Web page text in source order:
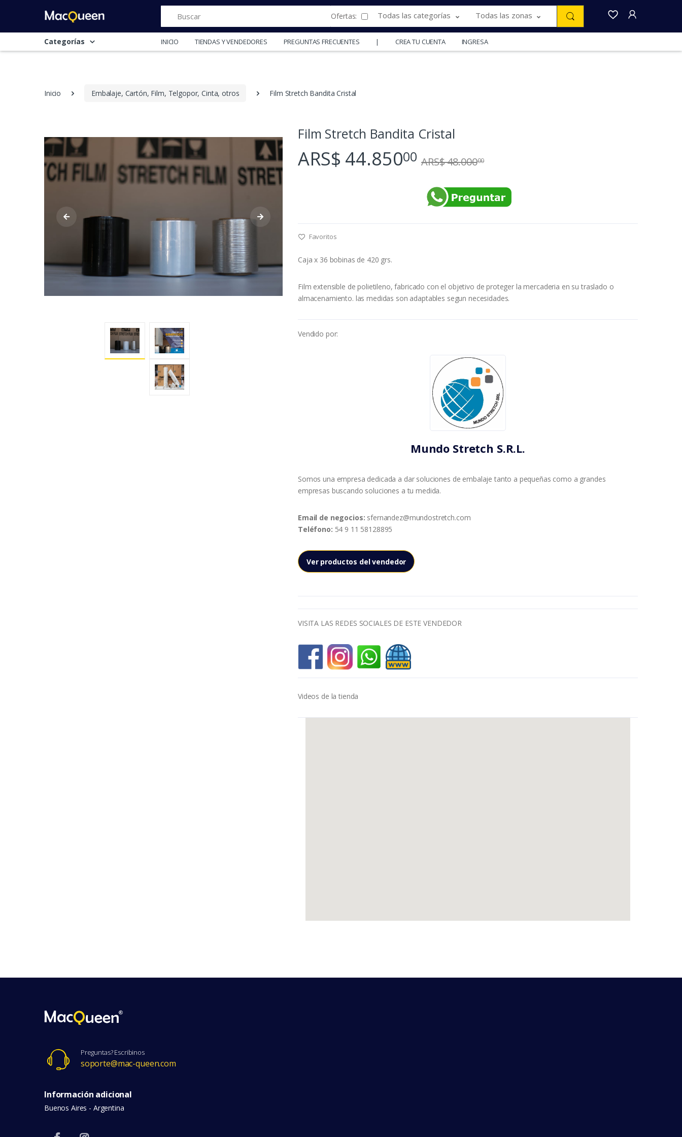
Ofertas: Todas las categorías Todas las zonas
Categorías INICIO TIENDAS Y VENDEDORES PREGUNTAS FRECUENTES | CREA TU CUENTA INGRESA
Inicio Embalaje, Cartón, Film, Telgopor, Cinta, otros Film Stretch Bandita Cristal
Film Stretch Bandita Cristal
ARS$ 44.85000 ARS$ 48.00000
Favoritos
Caja x 36 bobinas de 420 grs.
Film extensible de polietileno, fabricado con el objetivo de proteger la mercaderia en su traslado o
almacenamiento. las medidas son adaptables segun necesidades.
Vendido por:
Mundo Stretch S.R.L.
Somos una empresa dedicada a dar soluciones de embalaje tanto a pequeñas como a grandes
empresas buscando soluciones a tu medida.
Email de negocios: sfernandez@mundostretch.com
Teléfono: 54 9 11 58128895
Ver productos del vendedor
VISITA LAS REDES SOCIALES DE ESTE VENDEDOR
Videos de la tienda
Preguntas? Escribinos
soporte@mac-queen.com
Información adicional
Buenos Aires - Argentina